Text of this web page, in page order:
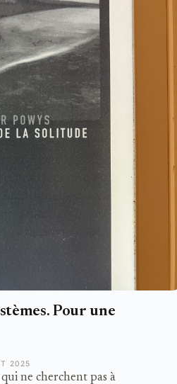
Pour une
ne cherchent pas à
2025